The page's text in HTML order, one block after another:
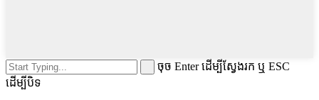
ចុច Enter ដើម្បីស្វែងរក ឬ ESC
ដើម្បីបិទ